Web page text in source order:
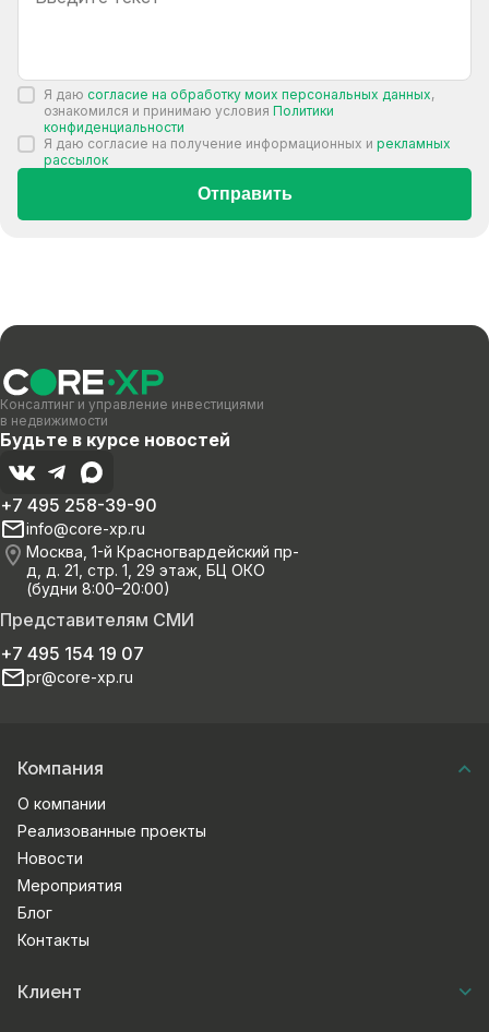
Я даю согласие на обработку моих персональных данных,
ознакомился и принимаю условия Политики
конфиденциальности
Я даю согласие на получение информационных и рекламных
рассылок
Отправить
Консалтинг и управление инвестициями
в недвижимости
Будьте в курсе новостей
Представителям СМИ
+7 495 154 19 07
pr@core-xp.ru
+7 495 258-39-90
info@core-xp.ru
Москва, 1-й Красногвардейский пр-
д, д. 21, стр. 1, 29 этаж, БЦ ОКО
(будни 8:00–20:00)
Компания
О компании
Реализованные проекты
Новости
Мероприятия
Блог
Контакты
Клиент